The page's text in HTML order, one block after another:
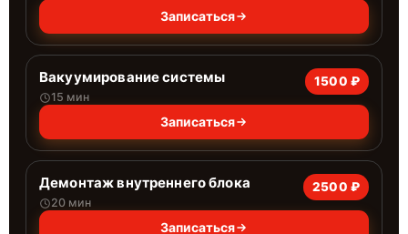
Записаться
Вакуумирование системы
15 мин
1500 ₽
Записаться
Демонтаж внутреннего блока
20 мин
2500 ₽
Записаться